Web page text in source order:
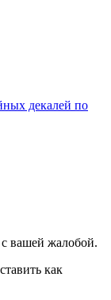
декалей по
вашей жалобой.
как